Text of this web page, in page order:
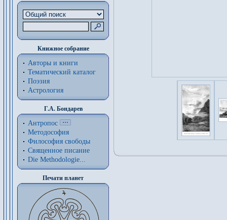
Книжное собрание
Авторы и книги
Тематический каталог
Поэзия
Астрология
Г.А. Бондарев
Антропос
Методософия
Философия cвободы
Священное писание
Die Methodologie...
Печати планет